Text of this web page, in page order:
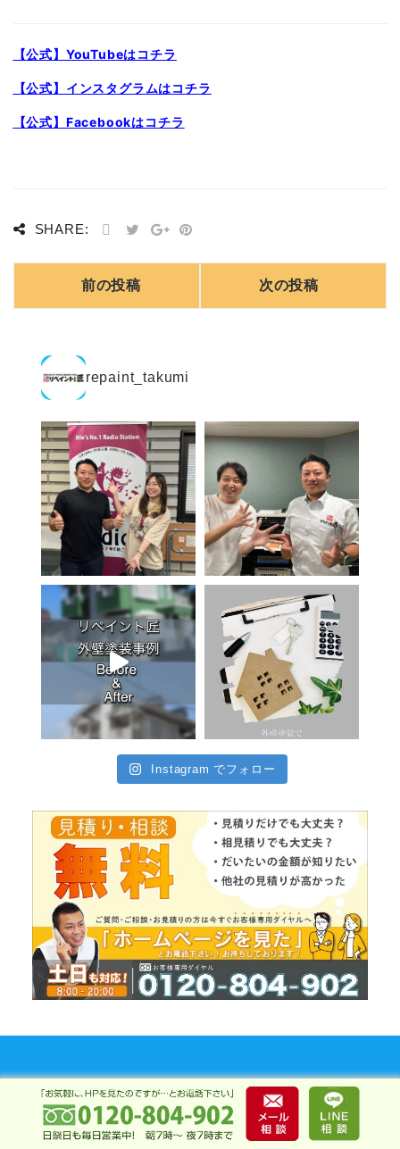
【公式】YouTubeはコチラ
【公式】インスタグラムはコチラ
【公式】Facebookはコチラ
SHARE:
前の投稿 次の投稿
repaint_takumi
Instagram でフォロー
三重県